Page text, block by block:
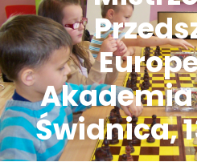
Akademia
Świdnica,